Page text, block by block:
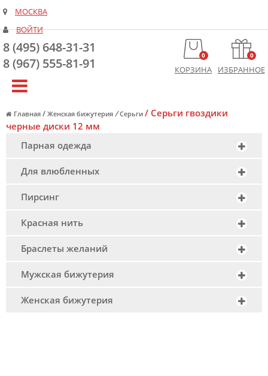
МОСКВА
ВОЙТИ
8 (495) 648-31-31
8 (967) 555-81-91
0
КОРЗИНА
0
ИЗБРАННОЕ
Главная / Женская бижутерия /Серьги / Серьги гвоздики
черные диски 12 мм
Парная одежда
Для влюбленных
Пирсинг
Красная нить
Браслеты желаний
Мужская бижутерия
Женская бижутерия